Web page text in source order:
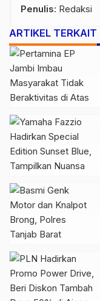
Penulis: Redaksi
ARTIKEL TERKAIT